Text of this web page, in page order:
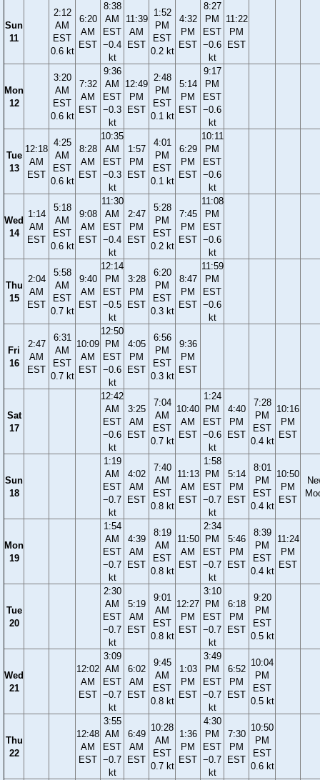
Sun
11
2:12
AM
EST
0.6 kt
6:20
AM
EST
8:38
AM
EST
−0.4
kt
11:39
AM
EST
1:52
PM
EST
0.2 kt
4:32
PM
EST
8:27
PM
EST
−0.6
kt
11:22
PM
EST
Mon
12
3:20
AM
EST
0.6 kt
7:32
AM
EST
9:36
AM
EST
−0.3
kt
12:49
PM
EST
2:48
PM
EST
0.1 kt
5:14
PM
EST
9:17
PM
EST
−0.6
kt
Tue
13
12:18
AM
EST
4:25
AM
EST
0.6 kt
8:28
AM
EST
10:35
AM
EST
−0.3
kt
1:57
PM
EST
4:01
PM
EST
0.1 kt
6:29
PM
EST
10:11
PM
EST
−0.6
kt
Wed
14
1:14
AM
EST
5:18
AM
EST
0.6 kt
9:08
AM
EST
11:30
AM
EST
−0.4
kt
2:47
PM
EST
5:28
PM
EST
0.2 kt
7:45
PM
EST
11:08
PM
EST
−0.6
kt
Thu
15
2:04
AM
EST
5:58
AM
EST
0.7 kt
9:40
AM
EST
12:14
PM
EST
−0.5
kt
3:28
PM
EST
6:20
PM
EST
0.3 kt
8:47
PM
EST
11:59
PM
EST
−0.6
kt
Fri
16
2:47
AM
EST
6:31
AM
EST
0.7 kt
10:09
AM
EST
12:50
PM
EST
−0.6
kt
4:05
PM
EST
6:56
PM
EST
0.3 kt
9:36
PM
EST
Sat
17
12:42
AM
EST
−0.6
kt
3:25
AM
EST
7:04
AM
EST
0.7 kt
10:40
AM
EST
1:24
PM
EST
−0.6
kt
4:40
PM
EST
7:28
PM
EST
0.4 kt
10:16
PM
EST
Sun
18
1:19
AM
EST
−0.7
kt
4:02
AM
EST
7:40
AM
EST
0.8 kt
11:13
AM
EST
1:58
PM
EST
−0.7
kt
5:14
PM
EST
8:01
PM
EST
0.4 kt
10:50
PM
EST
Mon
19
1:54
AM
EST
−0.7
kt
4:39
AM
EST
8:19
AM
EST
0.8 kt
11:50
AM
EST
2:34
PM
EST
−0.7
kt
5:46
PM
EST
8:39
PM
EST
0.4 kt
11:24
PM
EST
Tue
20
2:30
AM
EST
−0.7
kt
5:19
AM
EST
9:01
AM
EST
0.8 kt
12:27
PM
EST
3:10
PM
EST
−0.7
kt
6:18
PM
EST
9:20
PM
EST
0.5 kt
Wed
21
12:02
AM
EST
3:09
AM
EST
−0.7
kt
6:02
AM
EST
9:45
AM
EST
0.8 kt
1:03
PM
EST
3:49
PM
EST
−0.7
kt
6:52
PM
EST
10:04
PM
EST
0.5 kt
Thu
22
12:48
AM
EST
3:55
AM
EST
−0.7
kt
6:49
AM
EST
10:28
AM
EST
0.7 kt
1:36
PM
EST
4:30
PM
EST
−0.7
kt
7:30
PM
EST
10:50
PM
EST
0.6 kt